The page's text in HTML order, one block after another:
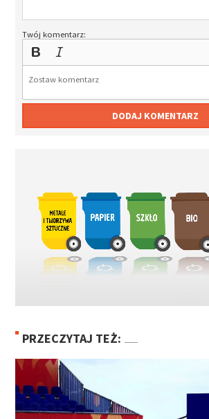
Twój komentarz:
DODAJ KOMENTARZ
PRZECZYTAJ TEŻ: